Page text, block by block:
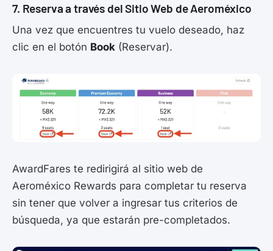
7. Reserva a través del Sitio Web de Aeroméxico
Una vez que encuentres tu vuelo deseado, haz
clic en el botón Book (Reservar).
AwardFares te redirigirá al sitio web de
Aeroméxico Rewards para completar tu reserva
sin tener que volver a ingresar tus criterios de
búsqueda, ya que estarán pre-completados.